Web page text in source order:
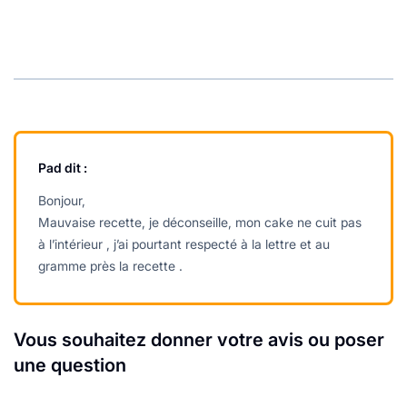
Pad dit :
Bonjour,
Mauvaise recette, je déconseille, mon cake ne cuit pas
à l’intérieur , j’ai pourtant respecté à la lettre et au
gramme près la recette .
Vous souhaitez donner votre avis ou poser
une question